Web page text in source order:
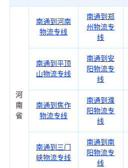
河
南
省
南通到河南
物流专线
南通到郑
州物流专
线
南通到平顶
山物流专线
南通到安
阳物流专
线
南通到焦作
物流专线
南通到濮
阳物流专
线
南通到三门
峡物流专线
南通到南
阳物流专
线